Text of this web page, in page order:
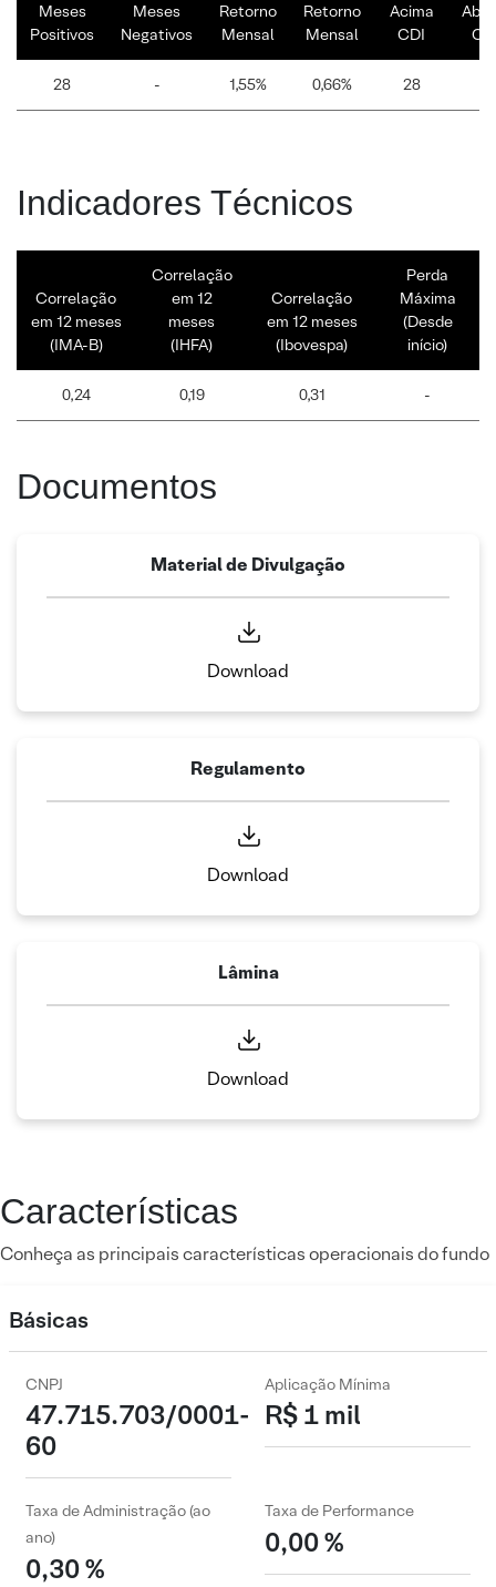
Meses
Positivos
Meses
Negativos
Retorno
Mensal
Retorno
Mensal
Acima
CDI
28 - 1,55% 0,66% 28
Indicadores Técnicos
Correlação
em 12 meses
(IMA-B)
Correlação
em 12
meses
(IHFA)
Correlação
em 12 meses
(Ibovespa)
Perda
Máxima
(Desde
início)
0,24 0,19 0,31 -
Documentos
Material de Divulgação
Download
Regulamento
Download
Lâmina
Download
Características
Conheça as principais características operacionais do fundo
Básicas
CNPJ
47.715.703/0001-
60
Aplicação Mínima
R$ 1 mil
Taxa de Administração (ao
ano)
0,30 %
Taxa de Performance
0,00 %